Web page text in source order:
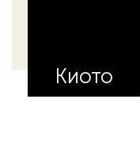
Киото